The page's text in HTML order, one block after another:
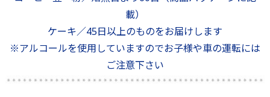
載）
ケーキ／45日以上のものをお届けします
※アルコールを使用していますのでお子様や車の運転には
ご注意下さい